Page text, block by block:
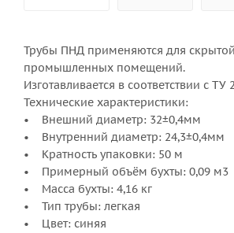
Трубы ПНД применяются для
промышленных помещений.
Изготавливается в соответствии с
Технические характеристики:
• Внешний диаметр: 32±0,4мм
• Внутренний диаметр: 24,3±0,4мм
• Кратность упаковки: 50 м
• Примерный объём бухты: 0,09 м3
• Масса бухты: 4,16 кг
• Тип трубы: легкая
• Цвет: синяя